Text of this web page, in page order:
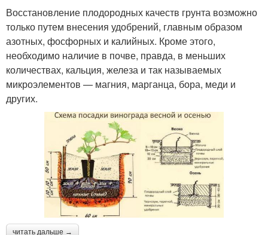
Восстановление плодородных качеств грунта возможно
только путем внесения удобрений, главным образом
азотных, фосфорных и калийных. Кроме этого,
необходимо наличие в почве, правда, в меньших
количествах, кальция, железа и так называемых
микроэлементов — магния, марганца, бора, меди и
других.
читать дальше →